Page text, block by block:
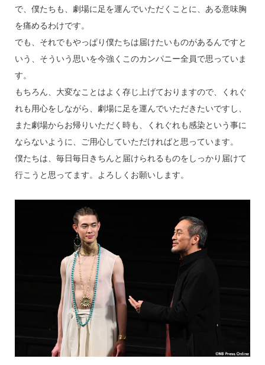
で、僕たちも、劇場に足を運んでいただくことに、ある意味胸
を痛めるわけです。
でも、それでもやっぱり僕たちは届けたいものがあるんですと
いう、そういう思いを今強くこのカンパニー全員で思っていま
す。
もちろん、大変なことはよく存じ上げておりますので、くれぐ
れも用心をしながら、劇場に足を運んでいただきたいですし、
また劇場からお帰りいただく時も、くれぐれも感染という事に
ならないように、ご用心していただければと思っています。
僕たちは、毎日毎日きちんと届けられるものをしっかり届けて
行こうと思ってます。よろしくお願いします。